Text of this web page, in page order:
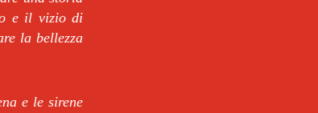
e il vizio di
la bellezza
e le sirene